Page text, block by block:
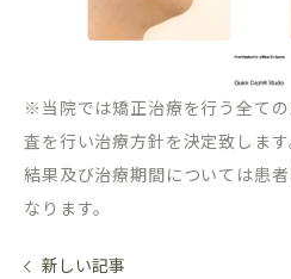
※当院では矯正治療を行う全て
査を行い治療方針を決定致しま
結果及び治療期間については患
なります。
新しい記事